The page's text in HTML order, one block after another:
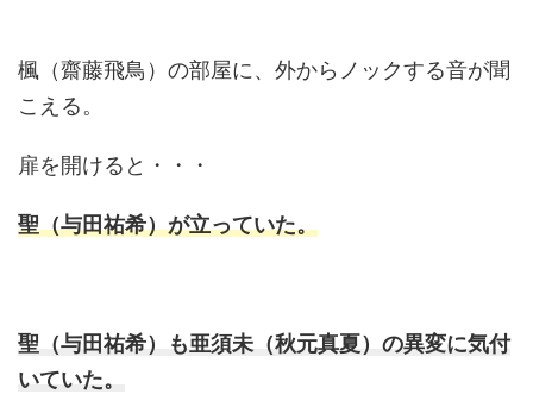
楓（齋藤飛鳥）の部屋に、外からノックする音が聞
こえる。
扉を開けると・・・
聖（与田祐希）が立っていた。
聖（与田祐希）も亜須未（秋元真夏）の異変に気付
いていた。